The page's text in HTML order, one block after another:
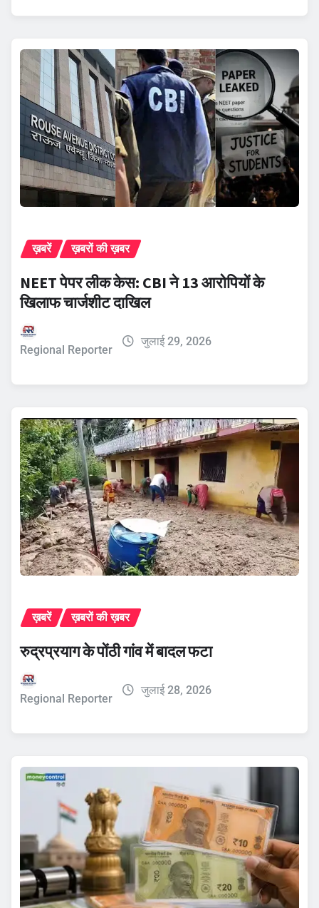
ख़बरें ख़बरों की ख़बर
NEET पेपर लीक केस: CBI ने 13 आरोपियों के
खिलाफ चार्जशीट दाखिल
Regional Reporter
जुलाई 29, 2026
ख़बरें ख़बरों की ख़बर
रुद्रप्रयाग के पोंठी गांव में बादल फटा
Regional Reporter
जुलाई 28, 2026